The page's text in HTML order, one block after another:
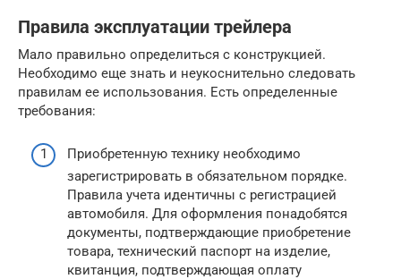
Правила эксплуатации трейлера
Мало правильно определиться с конструкцией.
Необходимо еще знать и неукоснительно следовать
правилам ее использования. Есть определенные
требования:
Приобретенную технику необходимо
зарегистрировать в обязательном порядке.
Правила учета идентичны с регистрацией
автомобиля. Для оформления понадобятся
документы, подтверждающие приобретение
товара, технический паспорт на изделие,
квитанция, подтверждающая оплату